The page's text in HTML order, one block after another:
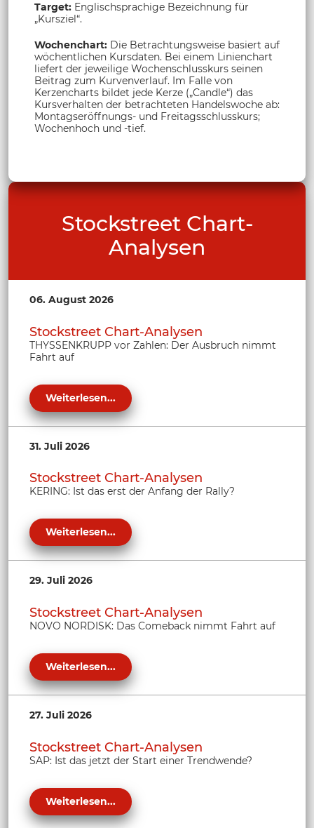
Target: Englischsprachige Bezeichnung für
„Kursziel“.
Wochenchart: Die Betrachtungsweise basiert auf
wöchentlichen Kursdaten. Bei einem Linienchart
liefert der jeweilige Wochenschlusskurs seinen
Beitrag zum Kurvenverlauf. Im Falle von
Kerzencharts bildet jede Kerze („Candle“) das
Kursverhalten der betrachteten Handelswoche ab:
Montagseröffnungs- und Freitagsschlusskurs;
Wochenhoch und -tief.
Stockstreet Chart-
Analysen
06. August 2026
Stockstreet Chart-Analysen
THYSSENKRUPP vor Zahlen: Der Ausbruch nimmt
Fahrt auf
Weiterlesen...
31. Juli 2026
Stockstreet Chart-Analysen
KERING: Ist das erst der Anfang der Rally?
Weiterlesen...
29. Juli 2026
Stockstreet Chart-Analysen
NOVO NORDISK: Das Comeback nimmt Fahrt auf
Weiterlesen...
27. Juli 2026
Stockstreet Chart-Analysen
SAP: Ist das jetzt der Start einer Trendwende?
Weiterlesen...